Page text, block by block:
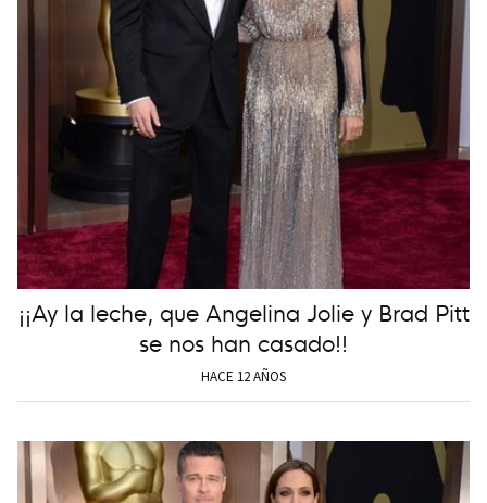
¡¡Ay la leche, que Angelina Jolie y Brad Pitt
se nos han casado!!
HACE 12 AÑOS